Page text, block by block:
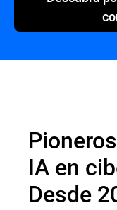
IA en
Desde